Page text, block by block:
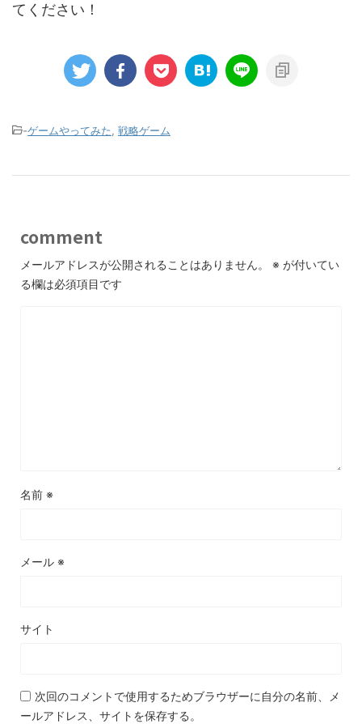
てください！
-ゲームやってみた, 戦略ゲーム
comment
メールアドレスが公開されることはありません。 ※ が付いてい
る欄は必須項目です
名前 ※
メール ※
サイト
次回のコメントで使用するためブラウザーに自分の名前、メ
ールアドレス、サイトを保存する。